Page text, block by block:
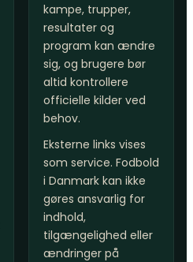
kampe, trupper,
resultater og
program kan ændre
sig, og brugere bør
altid kontrollere
officielle kilder ved
behov.
Eksterne links vises
som service. Fodbold
i Danmark kan ikke
gøres ansvarlig for
indhold,
tilgængelighed eller
ændringer på